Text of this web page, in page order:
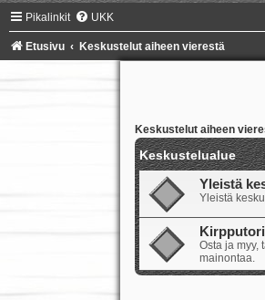
Pikalinkit UKK
Etusivu Keskustelut aiheen vierestä
Keskustelut aiheen
Keskustelualue
Yleistä
Yleistä
Kirpputori
Osta ja myy,
mainontaa.